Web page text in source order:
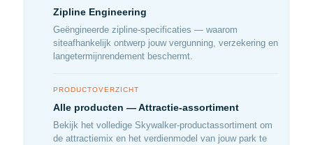
Zipline Engineering
Geëngineerde zipline-specificaties — waarom
siteafhankelijk ontwerp jouw vergunning, verzekering en
langetermijnrendement beschermt.
PRODUCTOVERZICHT
Alle producten — Attractie-assortiment
Bekijk het volledige Skywalker-productassortiment om
de attractiemix en het verdienmodel van jouw park te